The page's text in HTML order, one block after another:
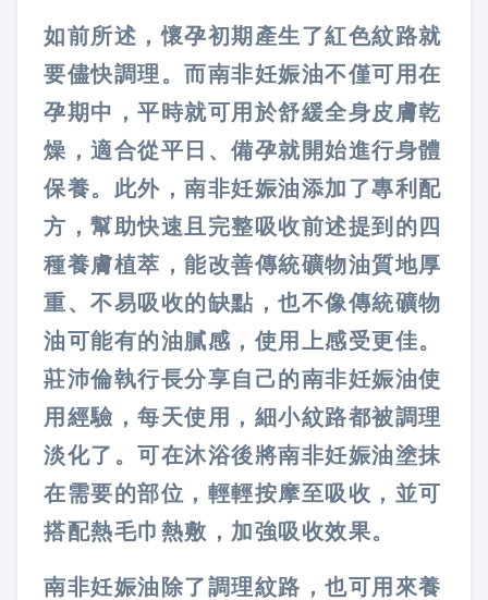
如前所述，懷孕初期產生了紅色紋路就
要儘快調理。而南非妊娠油不僅可用在
孕期中，平時就可用於舒緩全身皮膚乾
燥，適合從平日、備孕就開始進行身體
保養。此外，南非妊娠油添加了專利配
方，幫助快速且完整吸收前述提到的四
種養膚植萃，能改善傳統礦物油質地厚
重、不易吸收的缺點，也不像傳統礦物
油可能有的油膩感，使用上感受更佳。
莊沛倫執行長分享自己的南非妊娠油使
用經驗，每天使用，細小紋路都被調理
淡化了。可在沐浴後將南非妊娠油塗抹
在需要的部位，輕輕按摩至吸收，並可
搭配熱毛巾熱敷，加強吸收效果。
南非妊娠油除了調理紋路，也可用來養